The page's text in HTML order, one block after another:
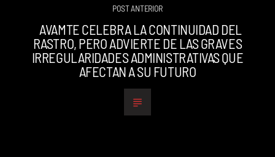
POST ANTERIOR
AVAMTE CELEBRA LA CONTINUIDAD DEL
RASTRO, PERO ADVIERTE DE LAS GRAVES
IRREGULARIDADES ADMINISTRATIVAS QUE
AFECTAN A SU FUTURO